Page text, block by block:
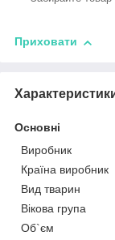
Приховати
Основні
Виробник
Країна виробник
Вид тварин
Вікова група
Об`єм